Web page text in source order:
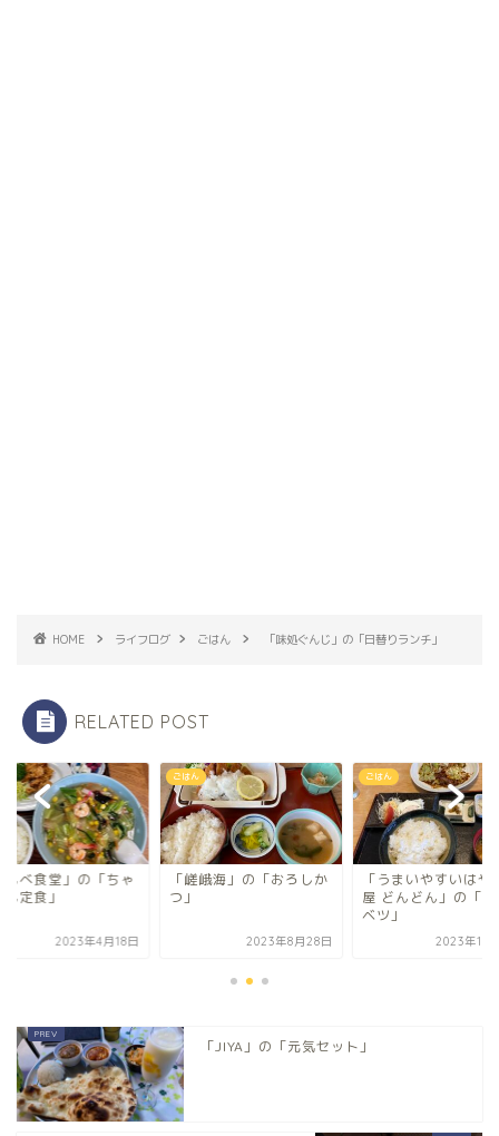
HOME ライフログ ごはん 「味処ぐんじ」の「日替りランチ」
RELATED POST
峨海」の「おろしか
2023年8月28日
ごはん
「うまいやすいはやい丼
屋 どんどん」の「肉キャ
2023年10月10日
ごはん
「ともべ食堂」の「
んぽん定食」
2023年4
「JIYA」の「元気セット」